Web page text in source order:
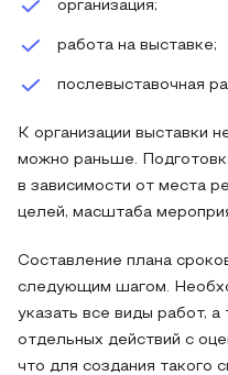
организация;
работа на выставке;
послевыставочная
К организации выставки
можно раньше.
в зависимости от места
целей, масштаба
Составление плана
следующим шагом.
указать все виды работ, а
отдельных действий с
что для создания такого